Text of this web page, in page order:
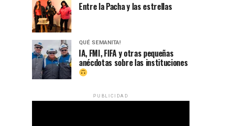
Entre la Pacha y las estrellas
QUÉ SEMANITA!
IA, FMI, FIFA y otras pequeñas
anécdotas sobre las instituciones
PUBLICIDAD